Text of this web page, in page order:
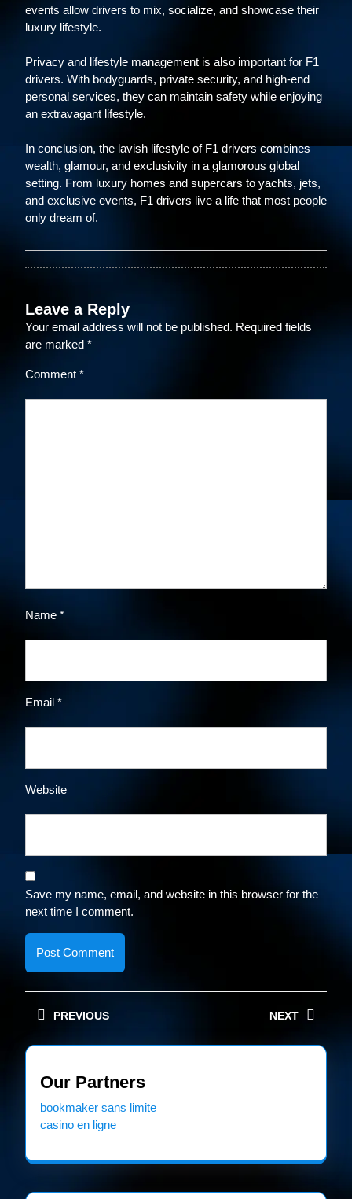
events allow drivers to mix, socialize, and showcase their
luxury lifestyle.
Privacy and lifestyle management is also important for F1
drivers. With bodyguards, private security, and high-end
personal services, they can maintain safety while enjoying
an extravagant lifestyle.
In conclusion, the lavish lifestyle of F1 drivers combines
wealth, glamour, and exclusivity in a glamorous global
setting. From luxury homes and supercars to yachts, jets,
and exclusive events, F1 drivers live a life that most people
only dream of.
Leave a Reply
Your email address will not be published. Required fields
are marked *
Comment *
Name *
Email *
Website
Save my name, email, and website in this browser for the
next time I comment.
Post
navigation
PREVIOUS
Previous
post:
NEXT
Our Partners
bookmaker sans limite
casino en ligne